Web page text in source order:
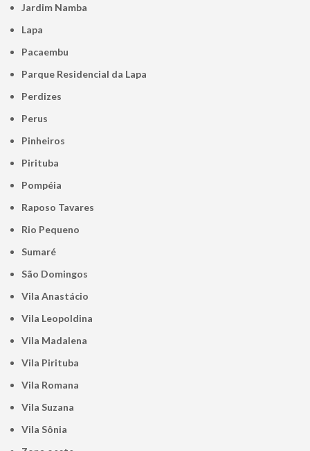
Jardim Namba
Lapa
Pacaembu
Parque Residencial da Lapa
Perdizes
Perus
Pinheiros
Pirituba
Pompéia
Raposo Tavares
Rio Pequeno
Sumaré
São Domingos
Vila Anastácio
Vila Leopoldina
Vila Madalena
Vila Pirituba
Vila Romana
Vila Suzana
Vila Sônia